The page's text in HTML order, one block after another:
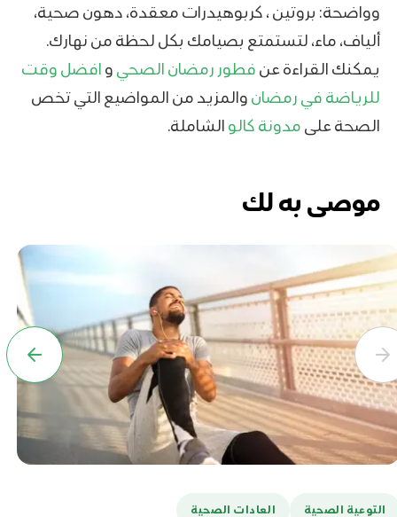
وواضحة: بروتين ، كربوهيدرات معقدة، دهون صحية،
ألياف، ماء، لتستمتع بصيامك بكل لحظة من نهارك.
يمكنك القراءة عن فطور رمضان الصحي و افضل وقت
للرياضة في رمضان والمزيد من المواضيع التي تخص
الصحة على مدونة كالو الشاملة.
موصى به لك
التوعية الصحية العادات الصحية